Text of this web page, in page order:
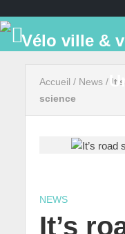
Accueil / News/
science
NEWS
It’s